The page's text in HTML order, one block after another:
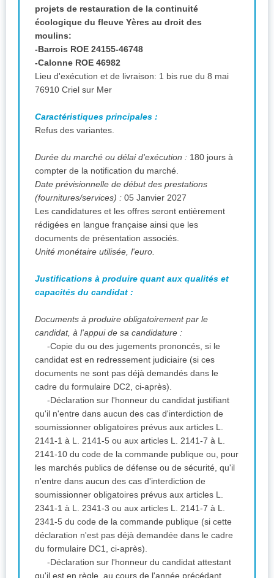
projets de restauration de la continuité
écologique du fleuve Yères au droit des
moulins:
-Barrois ROE 24155-46748
-Calonne ROE 46982
Lieu d'exécution et de livraison: 1 bis rue du 8 mai
76910 Criel sur Mer
Caractéristiques principales :
Refus des variantes.
Durée du marché ou délai d'exécution : 180 jours à
compter de la notification du marché.
Date prévisionnelle de début des prestations
(fournitures/services) : 05 Janvier 2027
Les candidatures et les offres seront entièrement
rédigées en langue française ainsi que les
documents de présentation associés.
Unité monétaire utilisée, l'euro.
Justifications à produire quant aux qualités et
capacités du candidat :
Documents à produire obligatoirement par le
candidat, à l'appui de sa candidature :
-Copie du ou des jugements prononcés, si le
candidat est en redressement judiciaire (si ces
documents ne sont pas déjà demandés dans le
cadre du formulaire DC2, ci-après).
-Déclaration sur l'honneur du candidat justifiant
qu'il n'entre dans aucun des cas d'interdiction de
soumissionner obligatoires prévus aux articles L.
2141-1 à L. 2141-5 ou aux articles L. 2141-7 à L.
2141-10 du code de la commande publique ou, pour
les marchés publics de défense ou de sécurité, qu'il
n'entre dans aucun des cas d'interdiction de
soumissionner obligatoires prévus aux articles L.
2341-1 à L. 2341-3 ou aux articles L. 2141-7 à L.
2341-5 du code de la commande publique (si cette
déclaration n'est pas déjà demandée dans le cadre
du formulaire DC1, ci-après).
-Déclaration sur l'honneur du candidat attestant
qu'il est en règle, au cours de l'année précédant